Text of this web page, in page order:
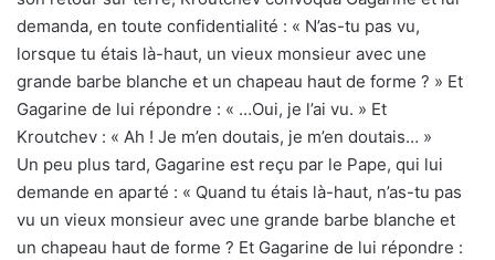
demanda, en toute confidentialité : « N’as-tu pas vu,
lorsque tu étais là-haut, un vieux monsieur avec une
grande barbe blanche et un chapeau haut de forme ? » Et
Gagarine de lui répondre : « …Oui, je l’ai vu. » Et
Kroutchev : « Ah ! Je m’en doutais, je m’en doutais… »
Un peu plus tard, Gagarine est reçu par le Pape, qui lui
demande en aparté : « Quand tu étais là-haut, n’as-tu pas
vu un vieux monsieur avec une grande barbe blanche et
un chapeau haut de forme ? Et Gagarine de lui répondre :